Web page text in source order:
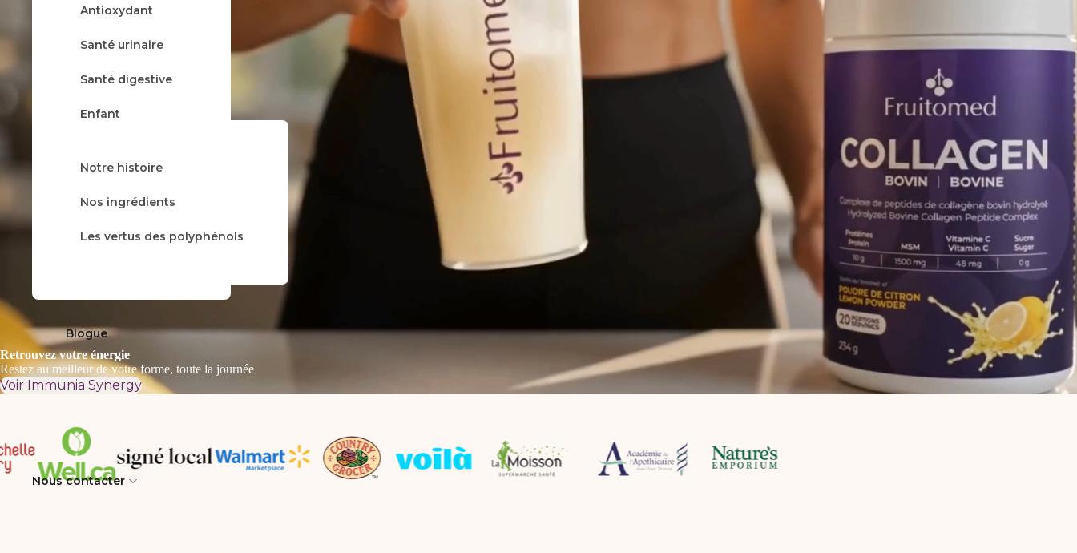
Antioxydant
Santé urinaire
Santé digestive
Enfant
À propos
Notre histoire
Nos ingrédients
Les vertus des polyphénols
Blogue
Nous contacter
Retrouvez votre énergie
Restez au meilleur de votre forme, toute la journée
Voir Immunia Synergy